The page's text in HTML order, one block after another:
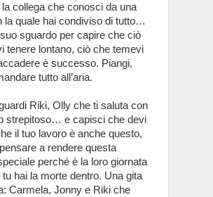
collega che conosci da una
la quale hai condiviso di tutto…
sguardo per capire che ciò
tenere lontano, ciò che temevi
è successo. Piangi,
tutto all’aria.
Riki, Olly che ti saluta con
strepitoso… e capisci che devi
il tuo lavoro è anche questo,
a rendere questa
perché è la loro giornata
hai la morte dentro. Una gita
Carmela, Jonny e Riki che